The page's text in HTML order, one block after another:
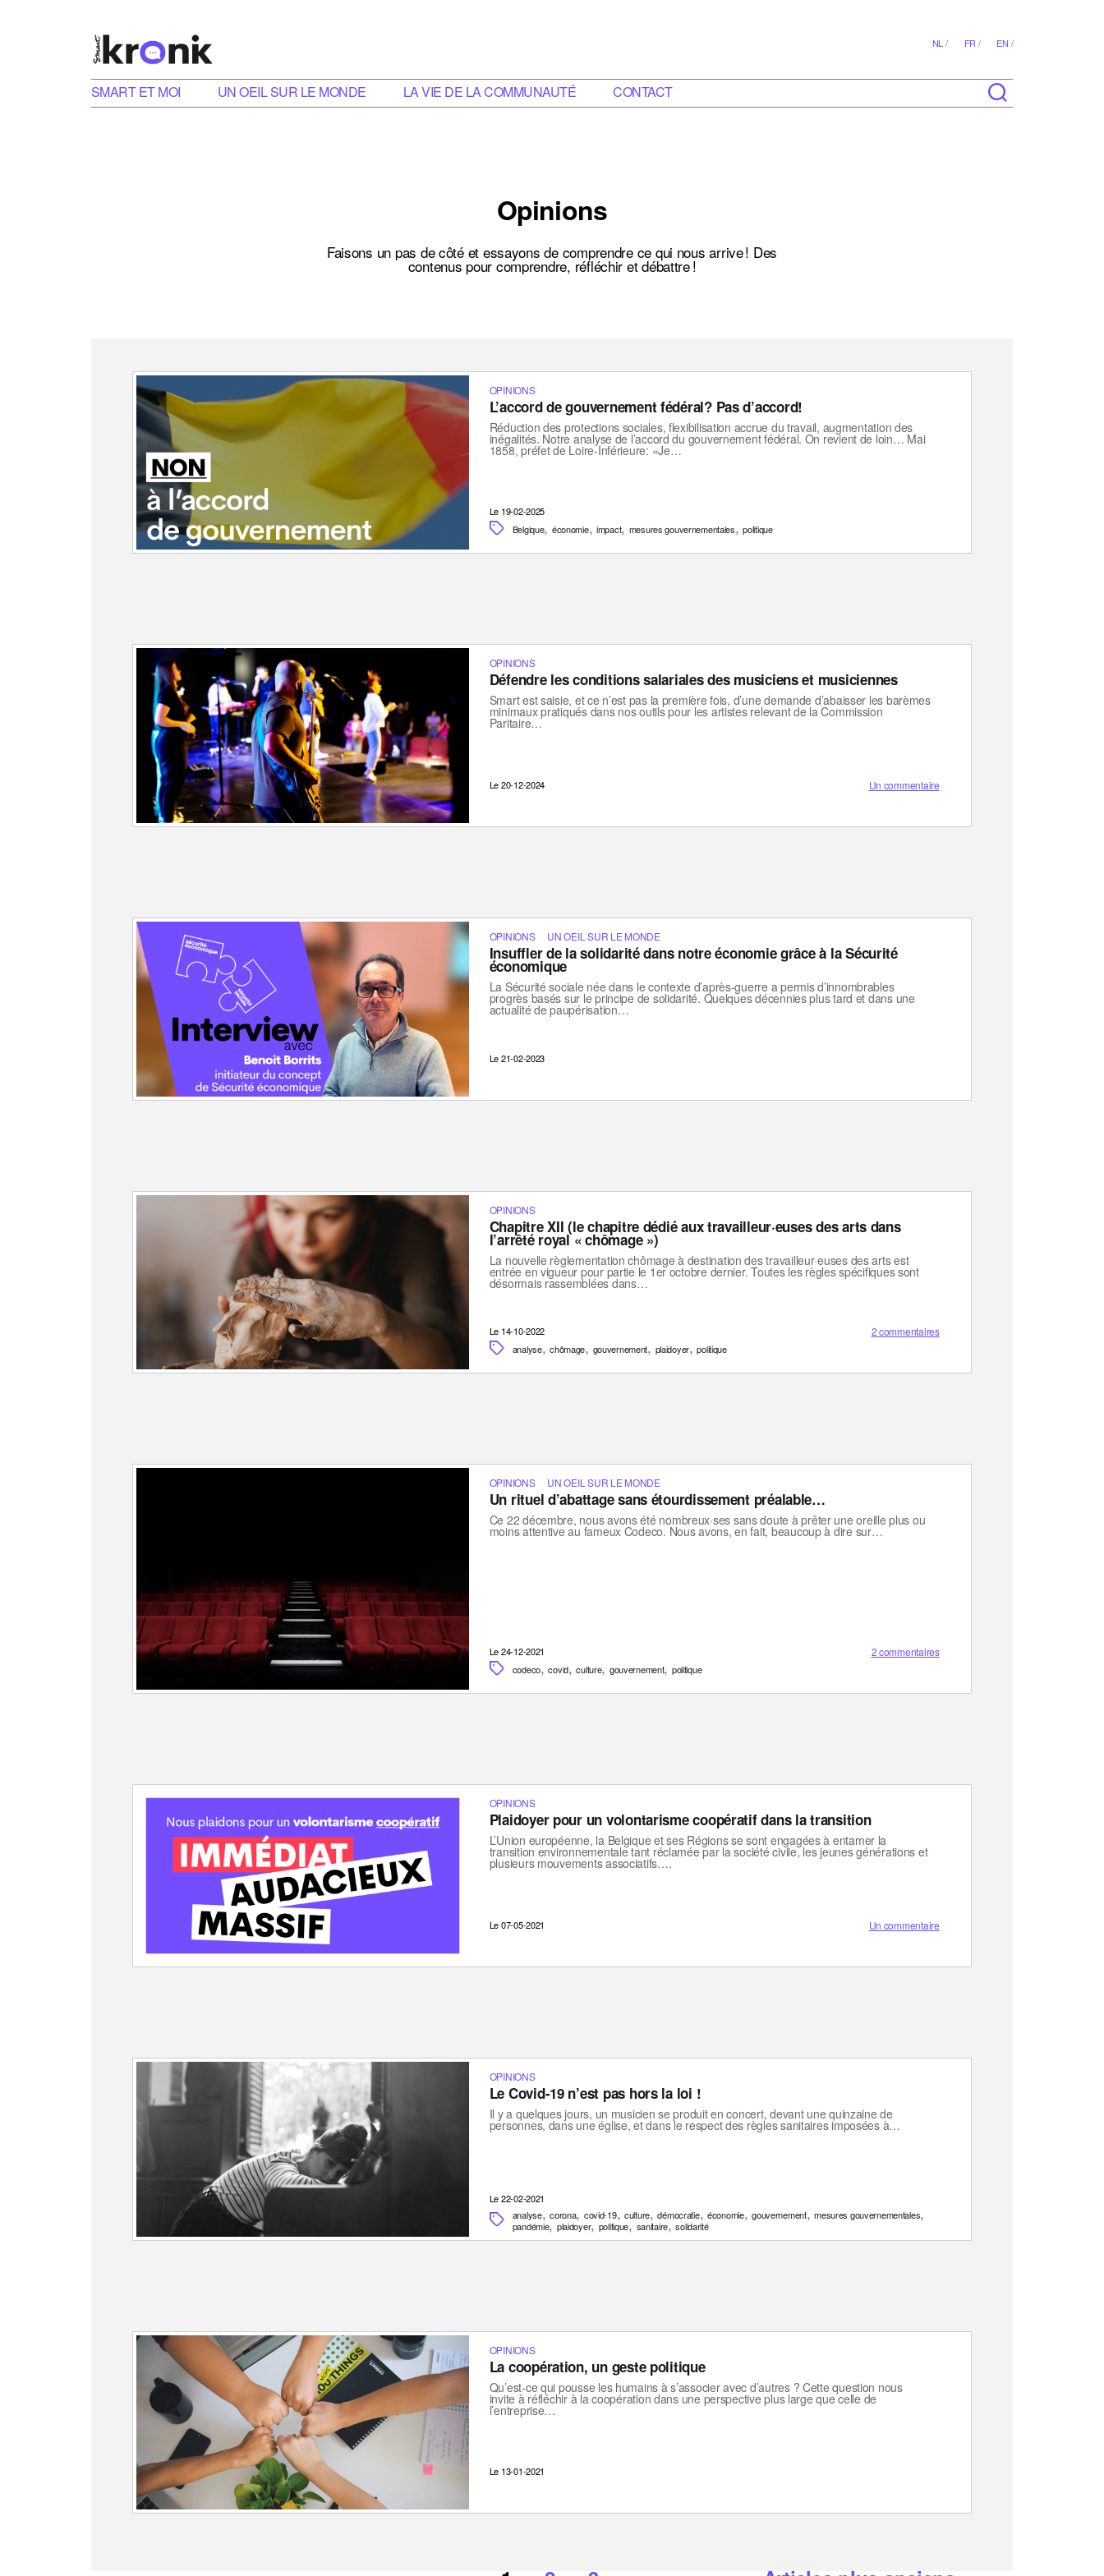
NL / FR / EN /
SMART ET MOI UN OEIL SUR LE MONDE LA VIE DE LA COMMUNAUTÉ CONTACT
Opinions
Faisons un pas de côté et essayons de comprendre ce qui nous arrive ! Des
contenus pour comprendre, réfléchir et débattre !
OPINIONS
L’accord de gouvernement fédéral? Pas d’accord!
Réduction des protections sociales, flexibilisation accrue du travail, augmentation des
inégalités. Notre analyse de l’accord du gouvernement fédéral. On revient de loin… Mai
1858, préfet de Loire-Inférieure: «Je…
Le 19-02-2025
Belgique, économie,impact, mesures gouvernementales,politique
OPINIONS
Défendre les conditions salariales des musiciens et musiciennes
Smart est saisie, et ce n’est pas la première fois, d’une demande d’abaisser les barèmes
minimaux pratiqués dans nos outils pour les artistes relevant de la Commission
Paritaire…
Le 20-12-2024 Un commentaire
OPINIONS UN OEIL SUR LE MONDE
Insuffler de la solidarité dans notre économie grâce à la Sécurité
économique
La Sécurité sociale née dans le contexte d’après-guerre a permis d’innombrables
progrès basés sur le principe de solidarité. Quelques décennies plus tard et dans une
actualité de paupérisation…
Le 21-02-2023
OPINIONS
Chapitre XII (le chapitre dédié aux travailleur·euses des arts dans
l’arrêté royal « chômage »)
La nouvelle règlementation chômage à destination des travailleur·euses des arts est
entrée en vigueur pour partie le 1er octobre dernier. Toutes les règles spécifiques sont
désormais rassemblées dans…
Le 14-10-2022 2 commentaires
analyse,chômage, gouvernement, plaidoyer,politique
OPINIONS UN OEIL SUR LE MONDE
Un rituel d’abattage sans étourdissement préalable…
Ce 22 décembre, nous avons été nombreux·ses sans doute à prêter une oreille plus ou
moins attentive au fameux Codeco. Nous avons, en fait, beaucoup à dire sur…
Le 24-12-2021 2 commentaires
codeco,covid,culture, gouvernement, politique
OPINIONS
Plaidoyer pour un volontarisme coopératif dans la transition
L’Union européenne, la Belgique et ses Régions se sont engagées à entamer la
transition environnementale tant réclamée par la société civile, les jeunes générations et
plusieurs mouvements associatifs….
Le 07-05-2021 Un commentaire
OPINIONS
Le Covid-19 n’est pas hors la loi !
Il y a quelques jours, un musicien se produit en concert, devant une quinzaine de
personnes, dans une église, et dans le respect des règles sanitaires imposées à…
Le 22-02-2021
analyse,corona, covid-19,culture,démocratie,économie,gouvernement,mesures gouvernementales,
pandémie,plaidoyer,politique,sanitaire,solidarité
OPINIONS
La coopération, un geste politique
Qu’est-ce qui pousse les humains à s’associer avec d’autres ? Cette question nous
invite à réfléchir à la coopération dans une perspective plus large que celle de
l’entreprise…
Le 13-01-2021